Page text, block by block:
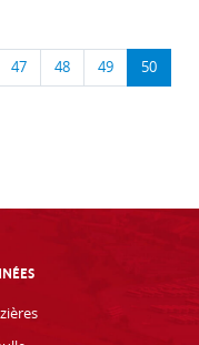
47 48 49 50